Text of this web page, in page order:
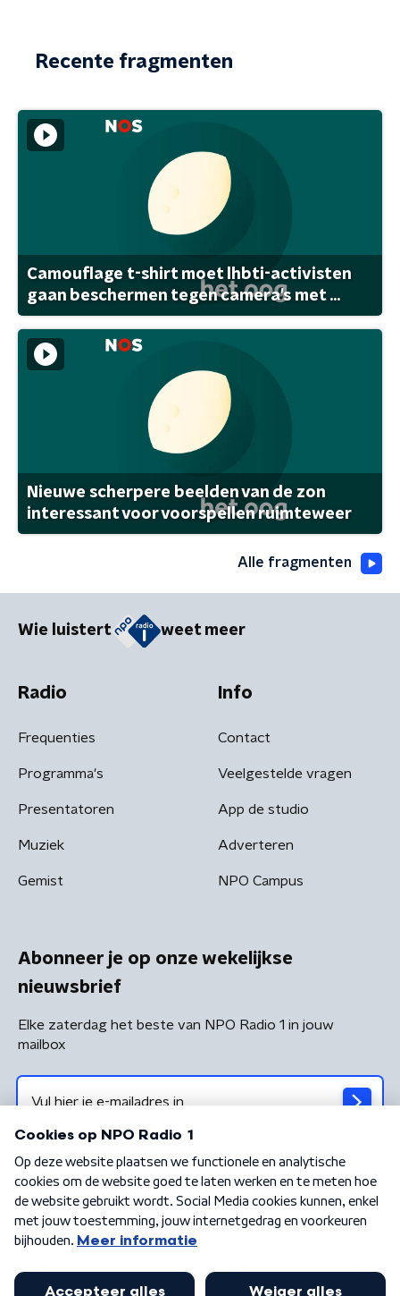
Recente fragmenten
Camouflage t-shirt moet lhbti-activisten
gaan beschermen tegen camera's met ...
Nieuwe scherpere beelden van de zon
interessant voor voorspellen ruimteweer
Alle fragmenten
Wie luistert weet meer
Radio
Frequenties
Programma's
Presentatoren
Muziek
Gemist
Info
Contact
Veelgestelde vragen
App de studio
Adverteren
NPO Campus
Abonneer je op onze wekelijkse
nieuwsbrief
Elke zaterdag het beste van NPO Radio 1 in jouw
mailbox
Algemene voorwaarden